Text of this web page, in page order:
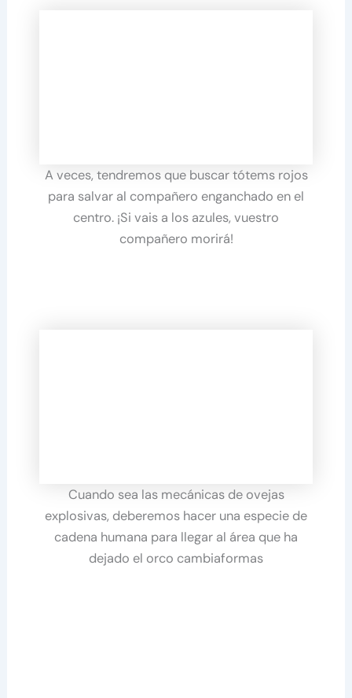
A veces, tendremos que buscar tótems rojos
para salvar al compañero enganchado en el
centro. ¡Si vais a los azules, vuestro
compañero morirá!
Cuando sea las mecánicas de ovejas
explosivas, deberemos hacer una especie de
cadena humana para llegar al área que ha
dejado el orco cambiaformas